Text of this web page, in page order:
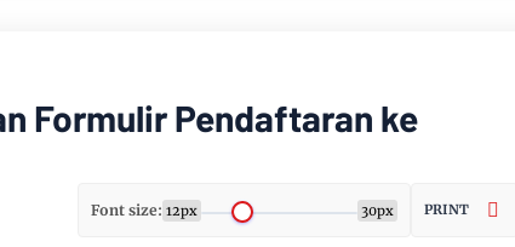
Formulir Pendaftaran ke
Font size: 12px 30px PRINT